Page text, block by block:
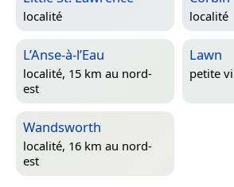
localité localité
L’Anse-à-l’Eau
localité, 15 km au nord-
est
Lawn
petite
Wandsworth
localité, 16 km au nord-
est